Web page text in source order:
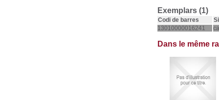
Exemplars (1)
Codi de barres
13010000016241
Dans le même